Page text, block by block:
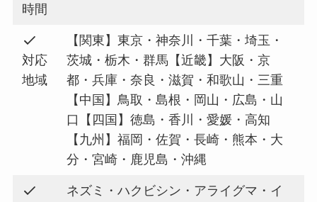
時間
対応
地域
【関東】東京・神奈川・千葉・埼玉・
茨城・栃木・群馬【近畿】大阪・京
都・兵庫・奈良・滋賀・和歌山・三重
【中国】鳥取・島根・岡山・広島・山
口【四国】徳島・香川・愛媛・高知
【九州】福岡・佐賀・長崎・熊本・大
分・宮崎・鹿児島・沖縄
ネズミ・ハクビシン・アライグマ・イ